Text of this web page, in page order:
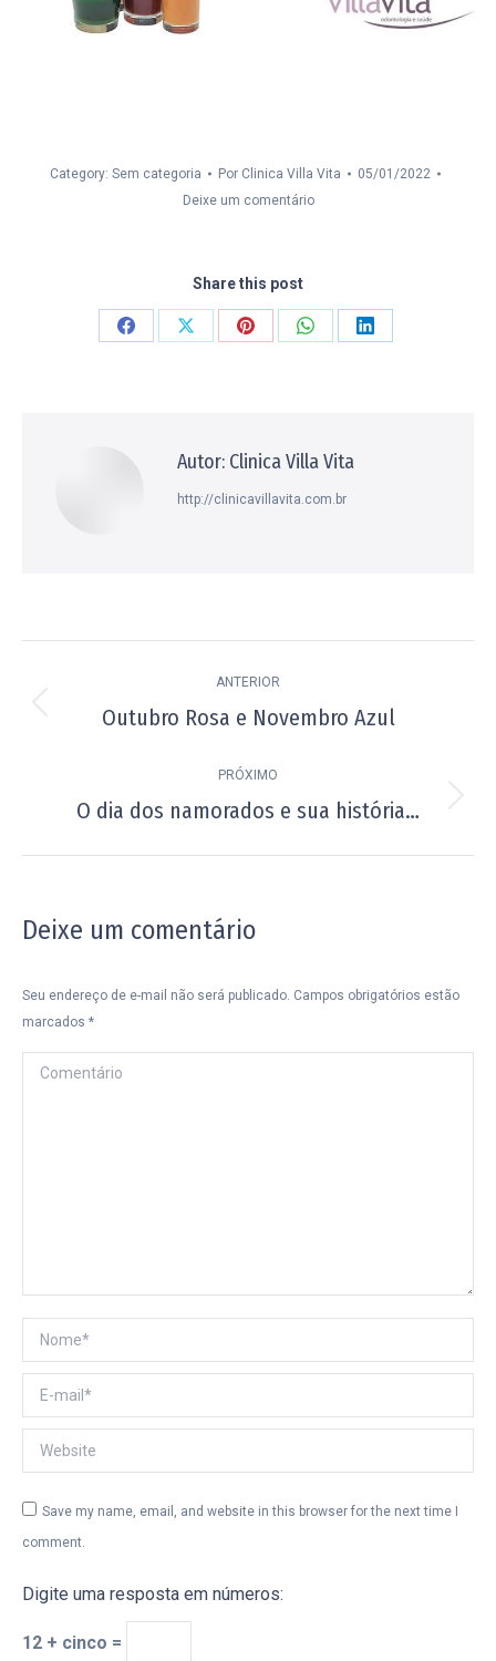
Category: Sem categoria Por Clinica Villa Vita
05/01/2022
Deixe um comentário
Share this post
CompartilharCompartilharCompartilharCompartilharCompartilhar
Autor: Clinica Villa Vita
http://clinicavillavita.com.br
de
ANTERIOR
Post
Outubro Rosa e Novembro Azul
PRÓXIMO
Próximo
O dia dos namorados e sua história…
Deixe um comentário
Seu endereço de e-mail não será publicado. Campos obrigatórios estão
marcados *
Comentário
Nome *
E-mail *
Website
Save my name, email, and website in this browser for the next time I
comment.
Digite uma resposta em números:
12 + cinco =